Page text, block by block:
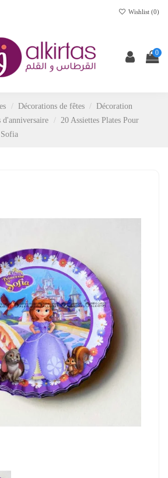
Wishlist (0)
0
Décorations de fêtes
Décoration
d'anniversaire
20 Assiettes Plates Pour